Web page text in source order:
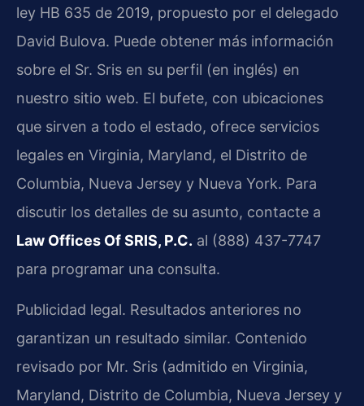
ley HB 635 de 2019, propuesto por el delegado
David Bulova. Puede obtener más información
sobre el Sr. Sris en su perfil (en inglés) en
nuestro sitio web. El bufete, con ubicaciones
que sirven a todo el estado, ofrece servicios
legales en Virginia, Maryland, el Distrito de
Columbia, Nueva Jersey y Nueva York. Para
discutir los detalles de su asunto, contacte a
Law Offices Of SRIS, P.C. al (888) 437-7747
para programar una consulta.
Publicidad legal. Resultados anteriores no
garantizan un resultado similar. Contenido
revisado por Mr. Sris (admitido en Virginia,
Maryland, Distrito de Columbia, Nueva Jersey y